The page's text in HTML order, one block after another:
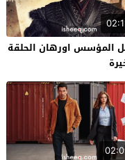
المؤسس اورهان الحلقة